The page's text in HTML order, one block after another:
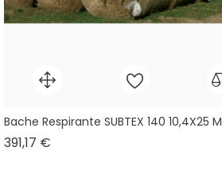
Bache Respirante SUBTEX 140 10,4X25 M
391,17 €